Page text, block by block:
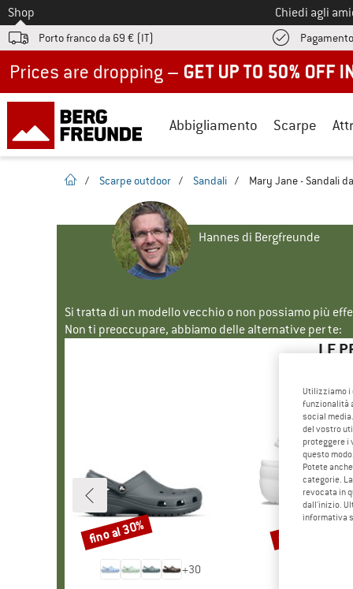
Allo
Shop Chiedi agli
Porto franco da 69 € (IT)
Abbigliamento Scarpe
pagina iniziale
/ Scarpe outdoor / Sandali / Mary Jane - Sandali
Hannes di Bergfreunde
Si tratta di un modello vecchio o non possiamo più
Non ti preoccupare, abbiamo delle alternative per te:
LE
+30
Sconto
fino al 30% Sconto
fino al 40%
Utilizziamo i
funzionalità
social
del vostro
proteggere i
questo modo.
Potete
categorie.
revocata in
dall'inizio.
informativa